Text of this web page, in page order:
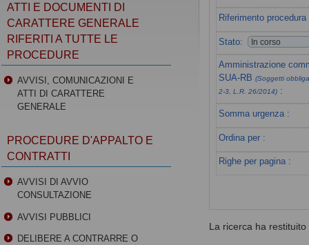
Riferimento procedura
Stato:
Amministrazione
SUA-RB(Soggetti
2-3, L.R. 26/2014) :
Somma urgenza :
Ordina per :
Righe per pagina :
La ricerca ha restituito
ATTI E DOCUMENTI DI
CARATTERE GENERALE
RIFERITI A TUTTE LE
PROCEDURE
AVVISI, COMUNICAZIONI E
ATTI DI CARATTERE
GENERALE
PROCEDURE D'APPALTO E
CONTRATTI
AVVISI DI AVVIO
CONSULTAZIONE
AVVISI PUBBLICI
DELIBERE A CONTRARRE O